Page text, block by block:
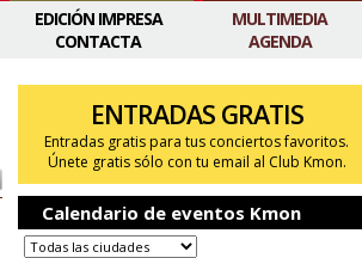
MULTIMEDIA
AGENDA
EDICIÓN IMPRESA
CONTACTA
ENTRADAS GRATIS
Entradas gratis para tus conciertos favoritos.
Únete gratis sólo con tu email al Club Kmon.
Calendario de eventos Kmon